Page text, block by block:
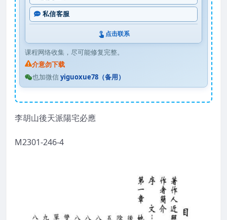
私信客服
点击联系
课程网络收集，尽可能修复完整。
介意勿下载
也加微信yiguoxue78（备用）
李胡山後天派陽宅必應
M2301-246-4